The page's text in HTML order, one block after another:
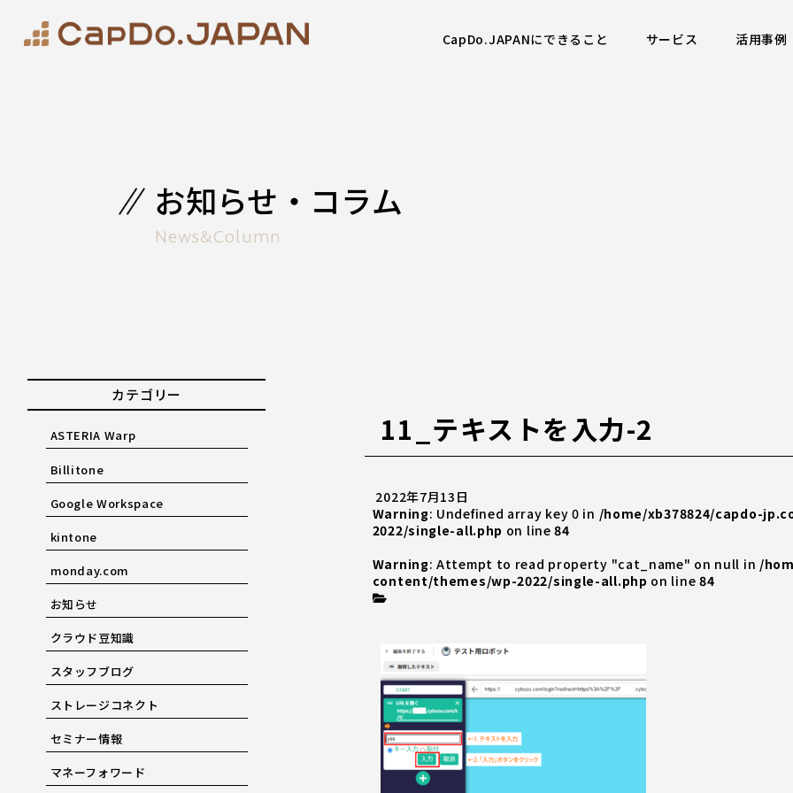
CapDo.JAPANにできること サービス 活用事例
お知らせ・コラム
News&Column
11_テキストを入力-2
2022年7月13日
Warning: Undefined array key 0 in /home/xb378824/capdo-
2022/single-all.php on line84
Warning: Attempt to read property "cat_name" on null in /
content/themes/wp-2022/single-all.php on line 84
カテゴリー
ASTERIA Warp
Billitone
Google Workspace
kintone
monday.com
お知らせ
クラウド豆知識
スタッフブログ
ストレージコネクト
セミナー情報
マネーフォワード